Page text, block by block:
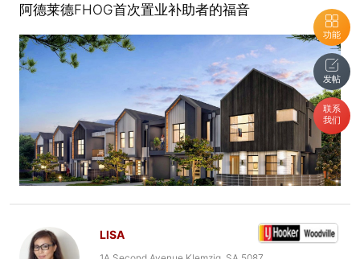
功能
发帖
联系
我们
阿德莱德FHOG首次置业补助者的福音
LISA